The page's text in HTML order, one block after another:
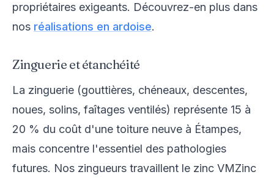
propriétaires exigeants. Découvrez-en plus dans
nos réalisations en ardoise.
Zinguerie et étanchéité
La zinguerie (gouttières, chéneaux, descentes,
noues, solins, faîtages ventilés) représente 15 à
20 % du coût d'une toiture neuve à Étampes,
mais concentre l'essentiel des pathologies
futures. Nos zingueurs travaillent le zinc VMZinc